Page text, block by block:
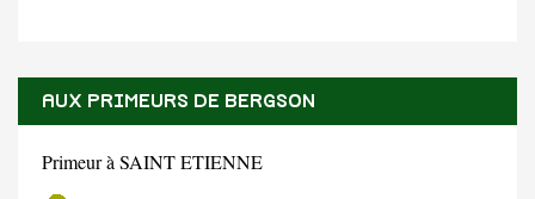
AUX PRIMEURS DE BERGSON
Primeur à SAINT ETIENNE